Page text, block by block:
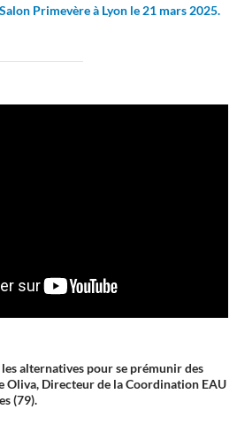
Primevère à Lyon le 21 mars 2025.
alternatives pour se prémunir des
Oliva, Directeur de la Coordination EAU
(79).